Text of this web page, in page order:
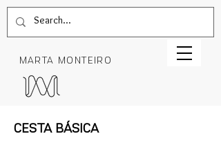
MARTA MONTEIRO
CESTA BÁSICA